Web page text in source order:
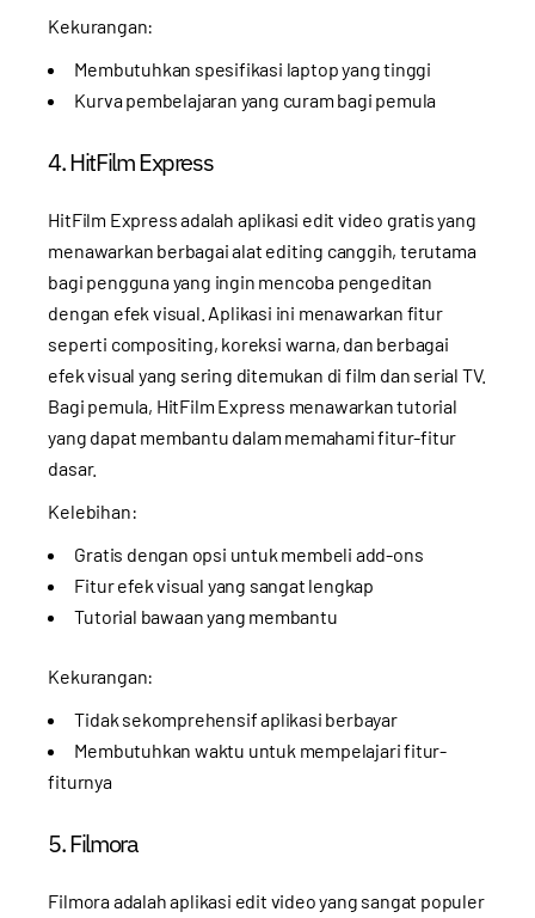
Kekurangan:
Membutuhkan spesifikasi laptop yang tinggi
Kurva pembelajaran yang curam bagi pemula
4. HitFilm Express
HitFilm Express adalah aplikasi edit video gratis yang
menawarkan berbagai alat editing canggih, terutama
bagi pengguna yang ingin mencoba pengeditan
dengan efek visual. Aplikasi ini menawarkan fitur
seperti compositing, koreksi warna, dan berbagai
efek visual yang sering ditemukan di film dan serial TV.
Bagi pemula, HitFilm Express menawarkan tutorial
yang dapat membantu dalam memahami fitur-fitur
dasar.
Kelebihan:
Gratis dengan opsi untuk membeli add-ons
Fitur efek visual yang sangat lengkap
Tutorial bawaan yang membantu
Kekurangan:
Tidak sekomprehensif aplikasi berbayar
Membutuhkan waktu untuk mempelajari fitur-
fiturnya
5. Filmora
Filmora adalah aplikasi edit video yang sangat populer